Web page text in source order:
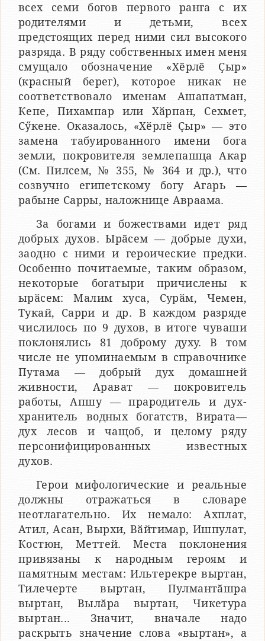
всех семи богов первого ранга с их
родителями и детьми, всех
предстоящих перед ними сил высокого
разряда. В ряду собственных имен меня
смущало обозначение «Хӗрлӗ Ҫыр»
(красный берег), которое никак не
соответствовало именам Ашапатман,
Кепе, Пихампар или Хӑрпан, Сехмет,
Сӳкене. Оказалось, «Хӗрлӗ Ҫыр» — это
замена табуированного имени бога
земли, покровителя землепашца Акар
(См. Пилсем, № 355, № 364 и др.), что
созвучно египетскому богу Агарь —
рабыне Сарры, наложнице Авраама.
За богами и божествами идет ряд
добрых духов. Ырӑсем — добрые духи,
заодно с ними и героические предки.
Особенно почитаемые, таким образом,
некоторые богатыри причислены к
ырӑсем: Малим хуса, Сурӑм, Чемен,
Тукай, Сарри и др. В каждом разряде
числилось по 9 духов, в итоге чуваши
поклонялись 81 доброму духу. В том
числе не упоминаемым в справочнике
Путама — добрый дух домашней
живности, Арават — покровитель
работы, Апшу — прародитель и дух-
хранитель водных богатств, Вирата—
дух лесов и чащоб, и целому ряду
персонифицированных известных
духов.
Герои мифологические и реальные
должны отражаться в словаре
неотлагательно. Их немало: Ахплат,
Атил, Асан, Вырхи, Вӑйтимар, Ишпулат,
Костюн, Меттей. Места поклонения
привязаны к народным героям и
памятным местам: Ильтерекре выртан,
Тилечерте выртан, Пулмантӑшра
выртан, Вылӑра выртан, Чикетура
выртан... Значит, вначале надо
раскрыть значение слова «выртан», а